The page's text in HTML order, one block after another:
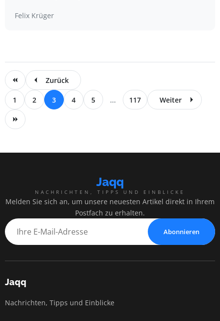
Felix Krüger
Zurück
1 2 3 4 5 ... 117 Weiter
Jaqq
NACHRICHTEN, TIPPS UND EINBLICKE
Melden Sie sich an, um unsere neuesten Artikel direkt in Ihrem
Postfach zu erhalten.
Abonnieren
Jaqq
Nachrichten, Tipps und Einblicke